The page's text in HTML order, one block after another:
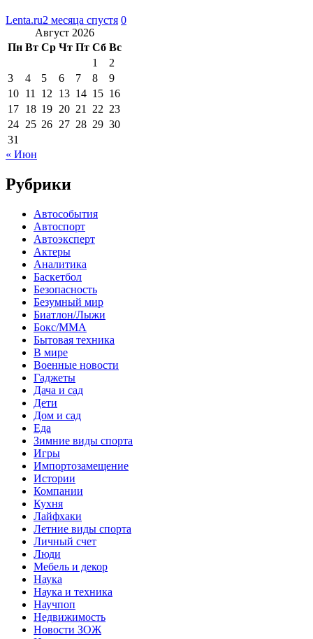
Lenta.ru2 месяца спустя 0
Август 2026
Пн Вт Ср Чт Пт Сб Вс
1
2
3
4 5 6 7 8
9
10 11 12 13 14 15 16
17 18 19 20 21 22 23
24 25 26 27 28 29 30
31
« Июн
Рубрики
Автособытия
Автоспорт
Автоэксперт
Актеры
Аналитика
Баскетбол
Безопасность
Безумный мир
Биатлон/Лыжи
Бокс/MMA
Бытовая техника
В мире
Военные новости
Гаджеты
Дача и сад
Дети
Дом и сад
Еда
Зимние виды спорта
Игры
Импортозамещение
Истории
Компании
Кухня
Лайфхаки
Летние виды спорта
Личный счет
Люди
Мебель и декор
Наука
Наука и техника
Научпоп
Недвижимость
Новости ЗОЖ